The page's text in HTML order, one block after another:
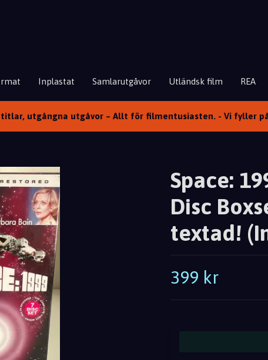
Inplastat Samlarutgåvor Utländsk film REA
utgångna utgåvor – Allt för filmentusiasten. - Vi fyller
Space:
Disc
textad!
399 kr